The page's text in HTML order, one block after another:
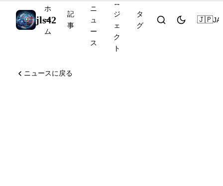
jls42
ホ
ー
ム
記
事
ニ
ュ
ー
ス
ロ
ジ
ェ
ク
ト
タ
グ
🇯🇵JA
ニュースに戻る